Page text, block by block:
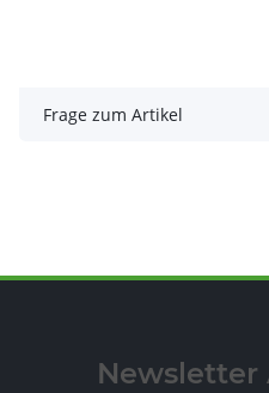
Frage zum Artikel
Newsletter